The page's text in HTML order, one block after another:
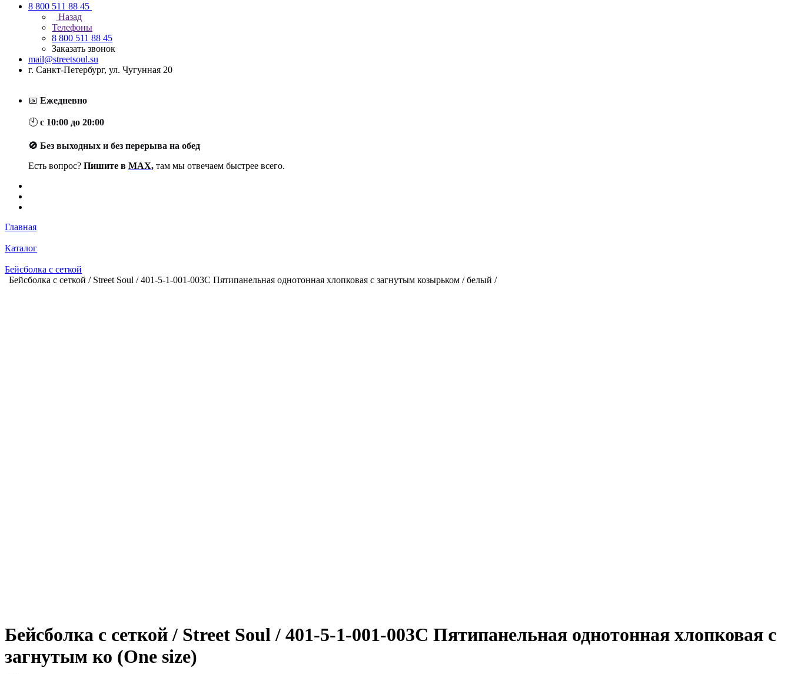
8 800 511 88 45
Назад
Телефоны
8 800 511 88 45
Заказать звонок
mail@streetsoul.su
г. Санкт-Петербург, ул. Чугунная 20
📅 Ежедневно
🕙 с 10:00 до 20:00
🚫 Без выходных и без перерыва на обед
Есть вопрос? Пишите в MAX, там мы отвечаем быстрее всего.
Главная
Каталог
Бейсболка с сеткой
Бейсболка с сеткой / Street Soul / 401-5-1-001-003C Пятипанельная однотонная хлопковая с загнутым козырьком / белый /
Бейсболка с сеткой / Street Soul / 401-5-1-001-003C Пятипанельная однотонная хлопковая с
загнутым ко (One size)